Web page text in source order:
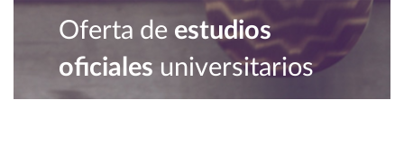
Oferta de estudios
oficiales universitarios